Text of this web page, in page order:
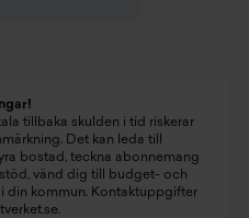
tillbaka skulden i tid riskerar
Det kan leda till
bostad, teckna abonnemang
vänd dig till budget- och
din kommun. Kontaktuppgifter
.